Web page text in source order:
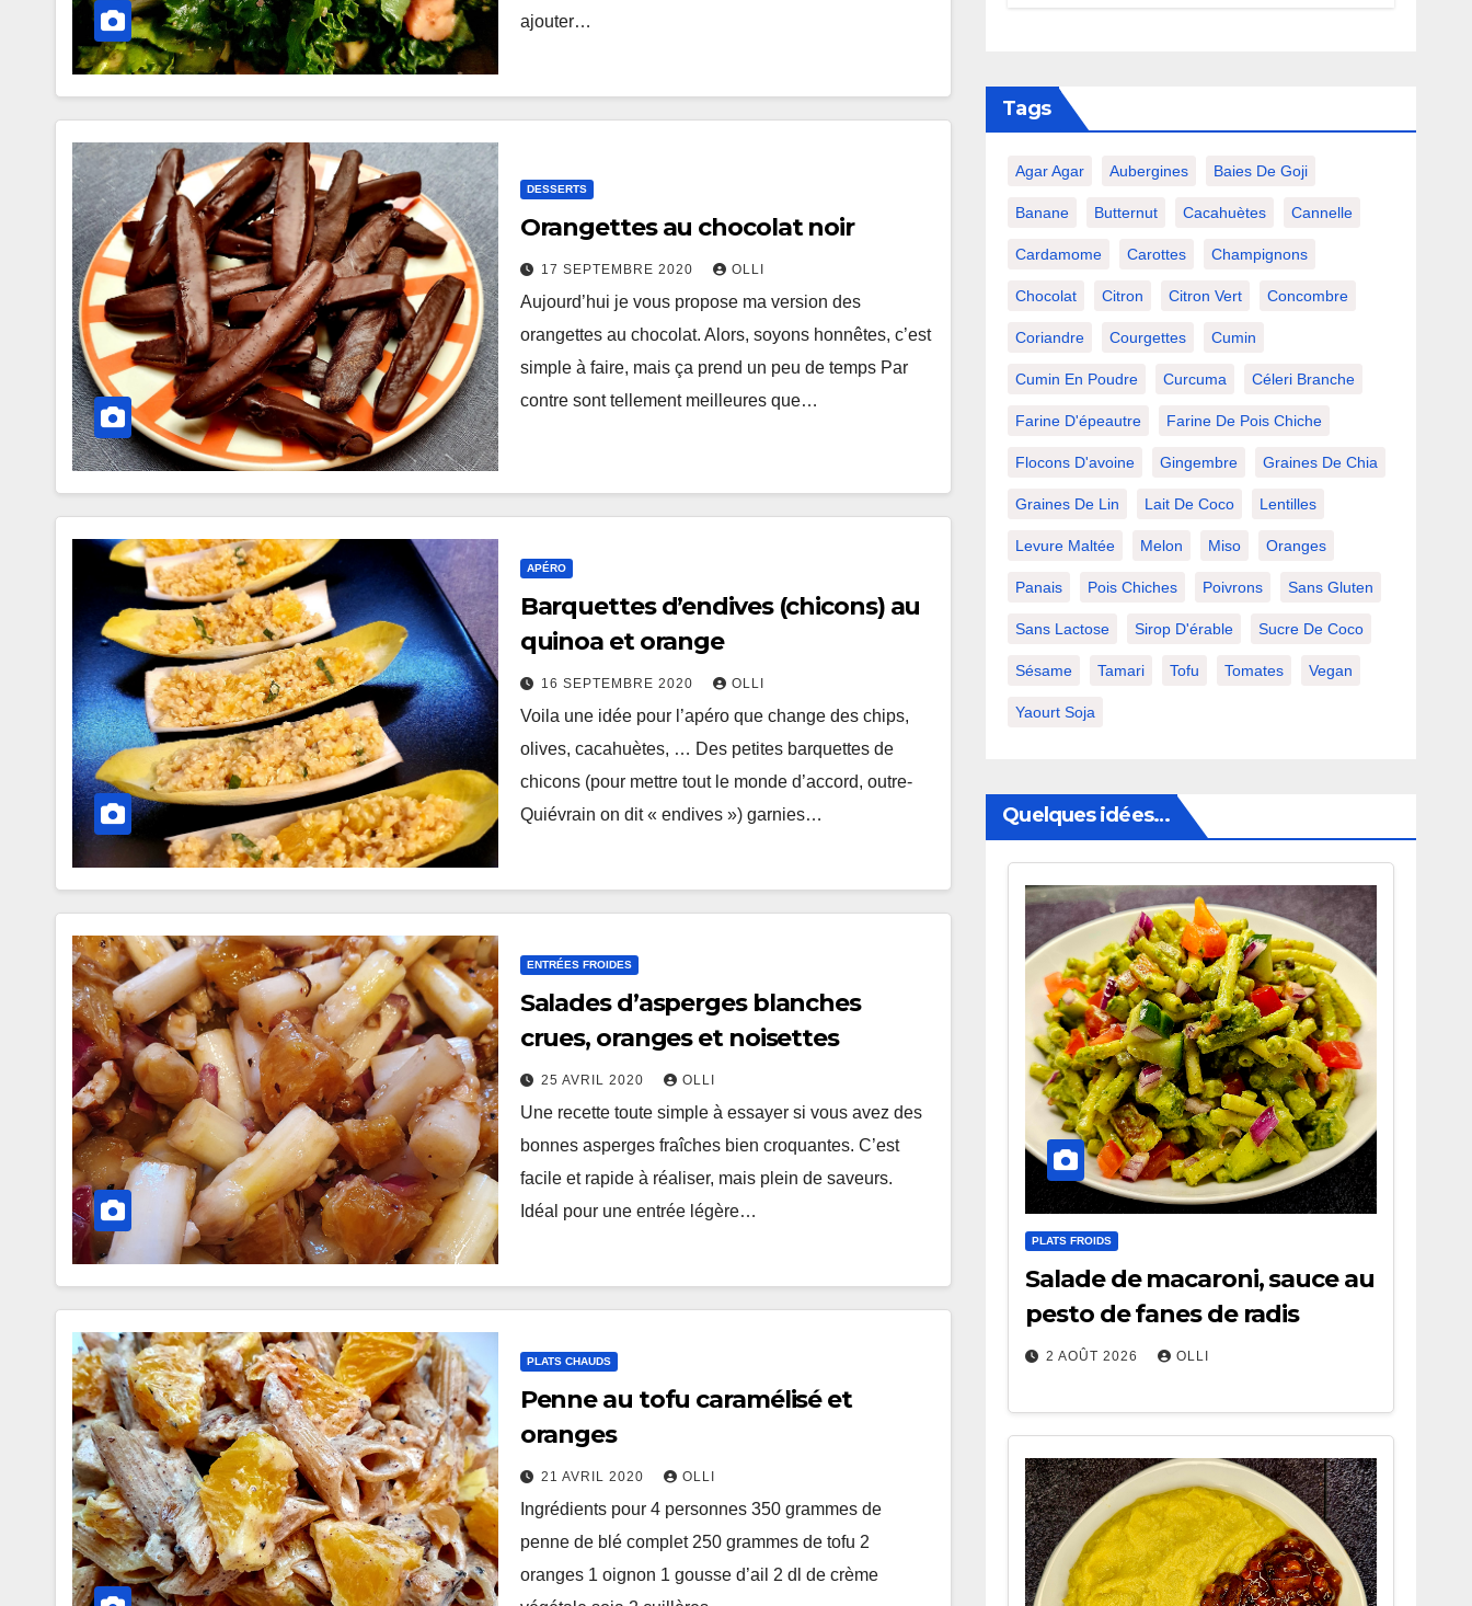
ajouter…
DESSERTS
Orangettes au chocolat noir
17 SEPTEMBRE 2020 OLLI
Aujourd’hui je vous propose ma version des
orangettes au chocolat. Alors, soyons honnêtes, c’est
simple à faire, mais ça prend un peu de temps Par
contre sont tellement meilleures que…
APÉRO
Barquettes d’endives (chicons) au
quinoa et orange
16 SEPTEMBRE 2020 OLLI
Voila une idée pour l’apéro que change des chips,
olives, cacahuètes, … Des petites barquettes de
chicons (pour mettre tout le monde d’accord, outre-
Quiévrain on dit « endives ») garnies…
ENTRÉES FROIDES
Salades d’asperges blanches
crues, oranges et noisettes
25 AVRIL 2020 OLLI
Une recette toute simple à essayer si vous avez des
bonnes asperges fraîches bien croquantes. C’est
facile et rapide à réaliser, mais plein de saveurs.
Idéal pour une entrée légère…
PLATS CHAUDS
Penne au tofu caramélisé et
oranges
21 AVRIL 2020 OLLI
Ingrédients pour 4 personnes 350 grammes de
penne de blé complet 250 grammes de tofu 2
oranges 1 oignon 1 gousse d’ail 2 dl de crème
Tags
Agar Agar Aubergines Baies De Goji
Banane Butternut Cacahuètes Cannelle
Cardamome Carottes Champignons
Chocolat Citron Citron Vert Concombre
Coriandre Courgettes Cumin
Cumin En Poudre Curcuma Céleri Branche
Farine D'épeautre Farine De Pois Chiche
Flocons D'avoine Gingembre Graines De Chia
Graines De Lin Lait De Coco Lentilles
Levure Maltée Melon Miso Oranges
Panais Pois Chiches Poivrons Sans Gluten
Sans Lactose Sirop D'érable Sucre De Coco
Sésame Tamari Tofu Tomates Vegan
Yaourt Soja
Quelques idées…
PLATS FROIDS
Salade de macaroni, sauce au
pesto de fanes de radis
2 AOÛT 2026 OLLI